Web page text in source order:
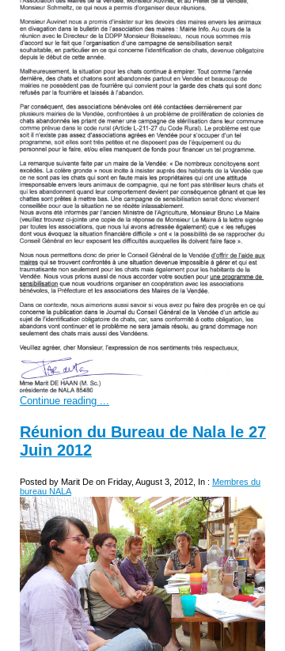
Continue reading ...
Réunion du Bureau de Nala le 27
Juin 2012
Posted by Marit De on Friday, August 3, 2012, In : Membres du
bureau NALA